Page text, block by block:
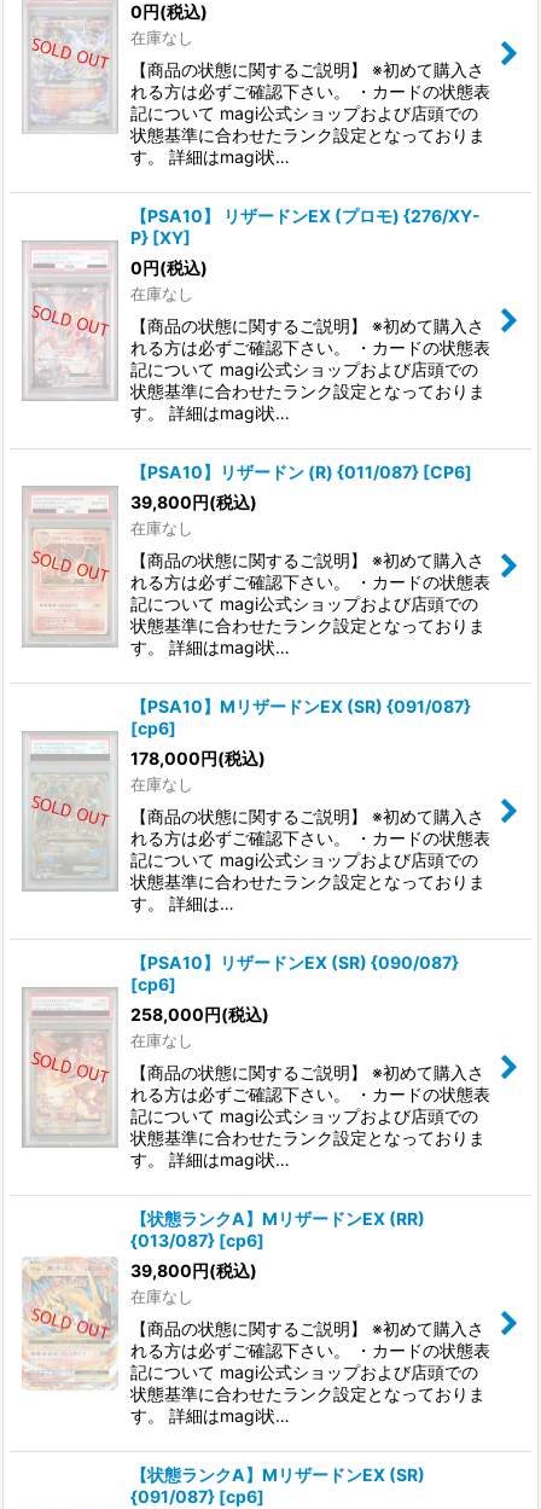
0円(税込)
在庫なし
【商品の状態に関するご説明】 ※初めて購入さ
れる方は必ずご確認下さい。 ・カードの状態表
記について magi公式ショップおよび店頭での
状態基準に合わせたランク設定となっておりま
す。 詳細はmagi状…
【PSA10】 リザードンEX (プロモ) {276/XY-
P} [XY]
0円(税込)
在庫なし
【商品の状態に関するご説明】 ※初めて購入さ
れる方は必ずご確認下さい。 ・カードの状態表
記について magi公式ショップおよび店頭での
状態基準に合わせたランク設定となっておりま
す。 詳細はmagi状…
【PSA10】リザードン (R) {011/087} [CP6]
39,800円(税込)
在庫なし
【商品の状態に関するご説明】 ※初めて購入さ
れる方は必ずご確認下さい。 ・カードの状態表
記について magi公式ショップおよび店頭での
状態基準に合わせたランク設定となっておりま
す。 詳細はmagi状…
【PSA10】MリザードンEX (SR) {091/087}
[cp6]
178,000円(税込)
在庫なし
【商品の状態に関するご説明】 ※初めて購入さ
れる方は必ずご確認下さい。 ・カードの状態表
記について magi公式ショップおよび店頭での
状態基準に合わせたランク設定となっておりま
す。 詳細は…
【PSA10】リザードンEX (SR) {090/087}
[cp6]
258,000円(税込)
在庫なし
【商品の状態に関するご説明】 ※初めて購入さ
れる方は必ずご確認下さい。 ・カードの状態表
記について magi公式ショップおよび店頭での
状態基準に合わせたランク設定となっておりま
す。 詳細はmagi状…
【状態ランクA】MリザードンEX (RR)
{013/087} [cp6]
39,800円(税込)
在庫なし
【商品の状態に関するご説明】 ※初めて購入さ
れる方は必ずご確認下さい。 ・カードの状態表
記について magi公式ショップおよび店頭での
状態基準に合わせたランク設定となっておりま
す。 詳細はmagi状…
【状態ランクA】MリザードンEX (SR)
{091/087} [cp6]